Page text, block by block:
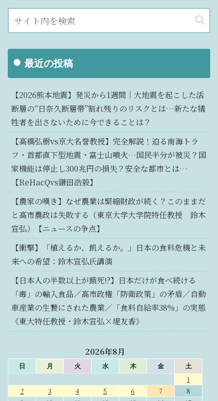
最近の投稿
【2026熊本地震】発災から1週間｜大地震を起こした活
断層の“日奈久断層帯”割れ残りのリスクとは…新たな犠
牲者を出さないために今できることは？
【高橋弘樹vs京大名誉教授】完全解説！迫る南海トラ
フ・首都直下型地震・富士山噴火…国民半分が被災？国
家機能は停止し300兆円の損失？安全な都市とは…
【ReHacQvs鎌田浩毅】
【農家の嘆き】なぜ農業は緊縮財政が続く？このままだ
と高市農政は失敗する（東京大学大学院特任教授 鈴木
宣弘）【ニュースの争点】
【衝撃】「植えるか、飢えるか。」日本の食料危機と未
来への希望：鈴木宣弘氏講演
【日本人の半数以上が餓死!?】日本だけが食べ続ける
「毒」の輸入食品／高市政権「防衛政策」の矛盾／自動
車産業の生贄にされた農業／「食料自給率38%」の実態
《東大特任教授・鈴木宣弘×堤友香》
2026年8月
日 月 火 水 木 金 土
1
2
3 4 5 6 7
8